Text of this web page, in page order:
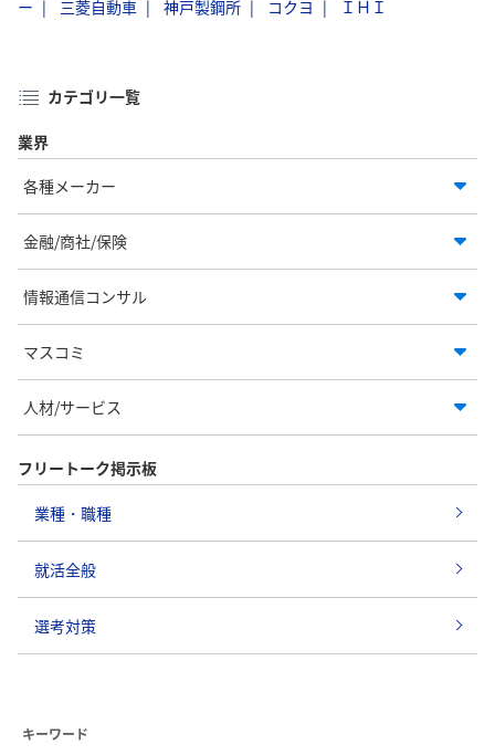
ー
三菱自動車 神戸製鋼所 コクヨ ＩＨＩ
カテゴリ一覧
業界
各種メーカー
金融/商社/保険
情報通信コンサル
マスコミ
人材/サービス
フリートーク掲示板
業種・職種
就活全般
選考対策
キーワード